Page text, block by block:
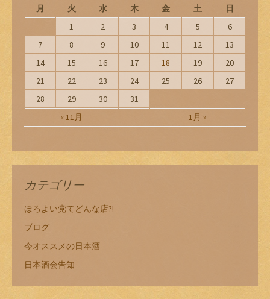
月
火 水 木 金 土 日
« 11月 1月 »
1 2 3 4 5
6
7
8 9 10 11 12
13
14
15 16 17 18 19
20
21
22 23 24 25 26
27
28
29 30 31
カテゴリー
ほろよい党てどんな店?!
ブログ
今オススメの日本酒
日本酒会告知